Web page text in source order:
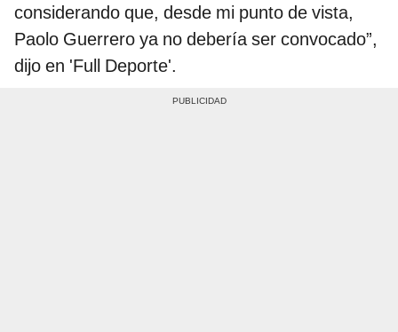
considerando que, desde mi punto de vista,
Paolo Guerrero ya no debería ser convocado”,
dijo en 'Full Deporte'.